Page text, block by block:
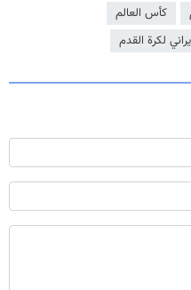
كأس العالم
لكرة القدم